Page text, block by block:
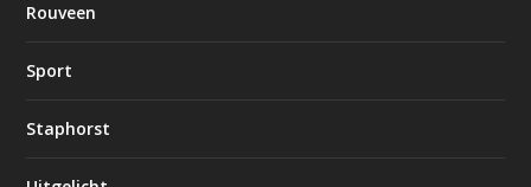
Rouveen
Sport
Staphorst